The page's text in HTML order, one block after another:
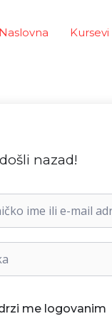
Naslovna Kursevi
nazad!
me logovanim